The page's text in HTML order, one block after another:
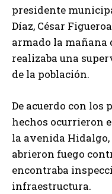
presidente
Díaz, César
armado la mañana
realizaba una
de la población.
De acuerdo con los
hechos ocurrieron
la avenida
abrieron fuego
encontraba
infraestructura.